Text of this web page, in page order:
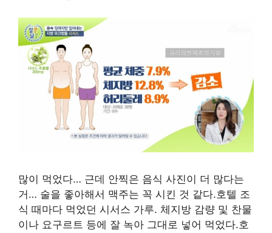
많이 먹었다… 근데 안찍은 음식 사진이 더 많다는
거… 술을 좋아해서 맥주는 꼭 시킨 것 같다.호텔 조
식 때마다 먹었던 시서스 가루. 체지방 감량 및 찬물
이나 요구르트 등에 잘 녹아 그대로 넣어 먹었다.호